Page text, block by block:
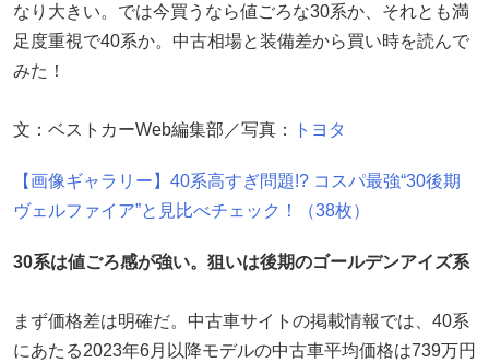
なり大きい。では今買うなら値ごろな30系か、それとも満
足度重視で40系か。中古相場と装備差から買い時を読んで
みた！
文：ベストカーWeb編集部／写真： トヨタ
【画像ギャラリー】40系高すぎ問題!? コスパ最強“30後期
ヴェルファイア”と見比べチェック！（38枚）
30系は値ごろ感が強い。狙いは後期のゴールデンアイズ系
まず価格差は明確だ。中古車サイトの掲載情報では、40系
にあたる2023年6月以降モデルの中古車平均価格は739万円